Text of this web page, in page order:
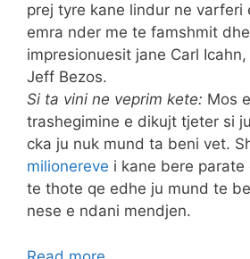
prej tyre kane lindur ne varferi
emra nder me te famshmit
impresionuesit jane Carl
Jeff Bezos.
Si ta vini ne veprim kete: Mos
trashegimine e dikujt tjeter si
cka ju nuk mund ta beni vet.
milionereve i kane bere
te thote qe edhe ju mund te
nese e ndani mendjen.